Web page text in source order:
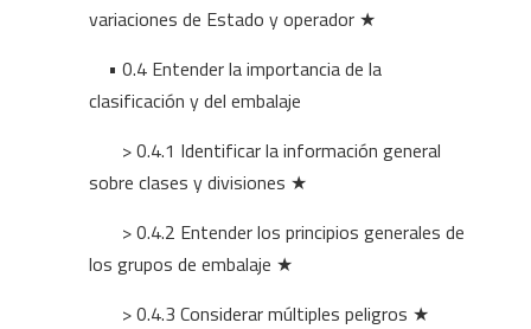
variaciones de Estado y operador ★
• 0.4 Entender la importancia de la
clasificación y del embalaje
> 0.4.1 Identificar la información general
sobre clases y divisiones ★
> 0.4.2 Entender los principios generales de
los grupos de embalaje ★
> 0.4.3 Considerar múltiples peligros ★